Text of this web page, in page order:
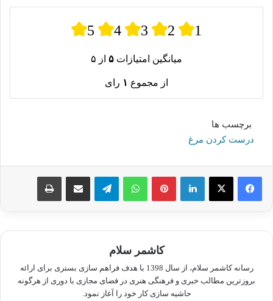
5 4 3 2 1
میانگین امتیازات ۵ از ۵
از مجموع ۱ رای
برچسب ها
درست کردن مرغ
لینکدین پینترستواتس آپ تلگرام اشتراک گذاری از طریق ایمیل چاپ
کاشمر سلام
رسانه کاشمر سلام، از سال 1398 با هدف فراهم سازی بستری برای ارائه
بروزترین مطالب خبری و فرهنگی هنری در فضای مجازی با دوری از هرگونه
حاشیه سازی کار خود را آغاز نمود.